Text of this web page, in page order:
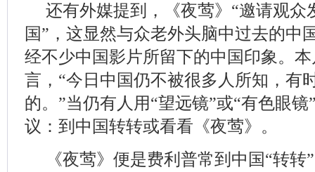
还有外媒提到，《夜莺》“邀请观众
国”，这显然与众老外头脑中过去的中
经不少中国影片所留下的中国印象。
言，“今日中国仍不被很多人所知，有
的。”当仍有人用“望远镜”或“有色眼
议：到中国转转或看看《夜莺》。
《夜莺》便是费利普常到中国“转